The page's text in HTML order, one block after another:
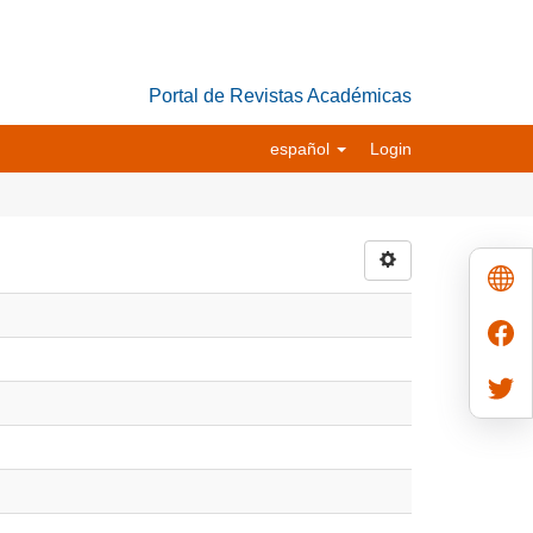
Portal de Revistas Académicas
español Login